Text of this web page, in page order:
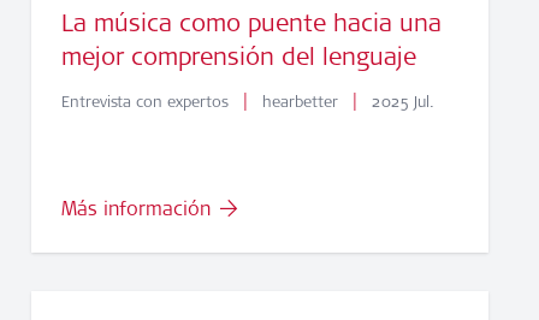
La música como puente hacia una
mejor comprensión del lenguaje
Entrevista con expertos | hearbetter | 2025 Jul.
Más información